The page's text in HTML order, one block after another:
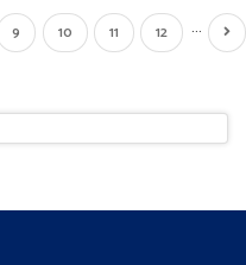
Page
9 Page
10 Page
11 Page
12 …